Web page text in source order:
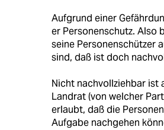
Aufgrund einer
er Personenschutz. Also
seine Personenschützer
sind, daß ist doch
Nicht nachvollziehbar ist
Landrat (von welcher
erlaubt, daß die
Aufgabe nachgehen